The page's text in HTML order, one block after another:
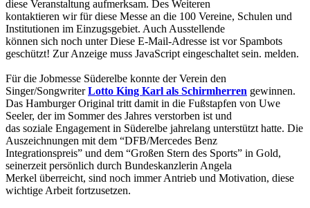
diese Veranstaltung aufmerksam. Des Weiteren
kontaktieren wir für diese Messe an die 100 Vereine, Schulen und
Institutionen im Einzugsgebiet. Auch Ausstellende
können sich noch unterDiese E-Mail-Adresse ist vor Spambots
geschützt! Zur Anzeige muss JavaScript eingeschaltet sein. melden.
Für die Jobmesse Süderelbe konnte der Verein den
Singer/SongwriterLotto King Karl als Schirmherren gewinnen.
Das Hamburger Original tritt damit in die Fußstapfen von Uwe
Seeler, der im Sommer des Jahres verstorben ist und
das soziale Engagement in Süderelbe jahrelang unterstützt hatte. Die
Auszeichnungen mit dem “DFB/Mercedes Benz
Integrationspreis” und dem “Großen Stern des Sports” in Gold,
seinerzeit persönlich durch Bundeskanzlerin Angela
Merkel überreicht, sind noch immer Antrieb und Motivation, diese
wichtige Arbeit fortzusetzen.